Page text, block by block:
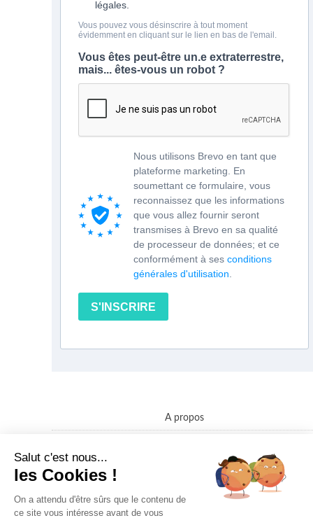
légales.
Vous pouvez vous désinscrire à tout moment
évidemment en cliquant sur le lien en bas de l'email.
Vous êtes peut-être un.e extraterrestre,
mais... êtes-vous un robot ?
Nous utilisons Brevo en tant que
plateforme marketing. En
soumettant ce formulaire, vous
reconnaissez que les informations
que vous allez fournir seront
transmises à Brevo en sa qualité
de processeur de données; et ce
conformément à ses conditions
générales d'utilisation.
S'INSCRIRE
A propos
Politique confidentialité des données
Conditions Générales de Vente
Salut c'est nous...
les Cookies !
On a attendu d'être sûrs que le contenu de
ce site vous intéresse avant de vous